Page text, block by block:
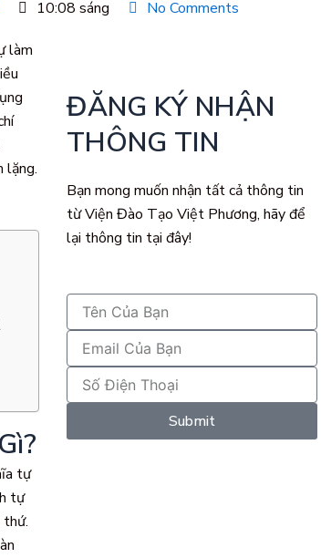
10:08 sáng No Comments
làm
lặng.
tự
tự
thứ.
ĐĂNG KÝ NHẬN
THÔNG TIN
Bạn mong muốn nhận tất cả thông tin
từ Viện Đào Tạo Việt Phương, hãy để
lại thông tin tại đây!
Submit